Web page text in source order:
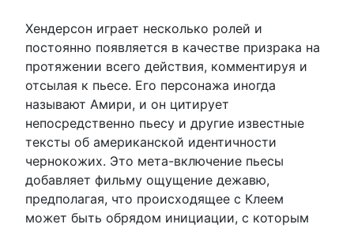
Хендерсон играет несколько ролей и
постоянно появляется в качестве призрака на
протяжении всего действия, комментируя и
отсылая к пьесе. Его персонажа иногда
называют Амири, и он цитирует
непосредственно пьесу и другие известные
тексты об американской идентичности
чернокожих. Это мета-включение пьесы
добавляет фильму ощущение дежавю,
предполагая, что происходящее с Клеем
может быть обрядом инициации, с которым